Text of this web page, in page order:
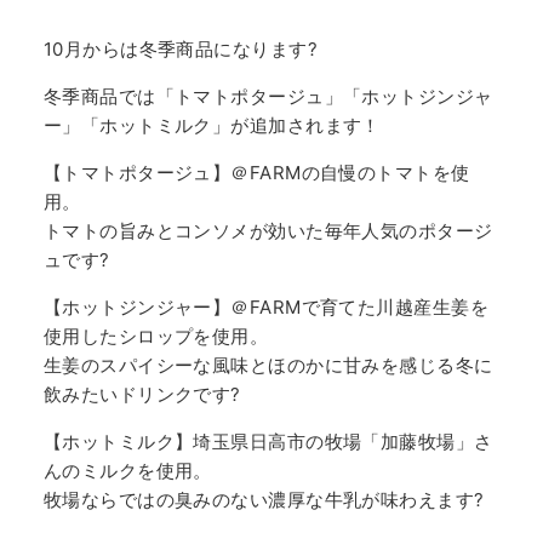
10月からは冬季商品になります?
冬季商品では「トマトポタージュ」「ホットジンジャ
ー」「ホットミルク」が追加されます！
【トマトポタージュ】＠FARMの自慢のトマトを使
用。
トマトの旨みとコンソメが効いた毎年人気のポタージ
ュです?
【ホットジンジャー】＠FARMで育てた川越産生姜を
使用したシロップを使用。
生姜のスパイシーな風味とほのかに甘みを感じる冬に
飲みたいドリンクです?
【ホットミルク】埼玉県日高市の牧場「加藤牧場」さ
んのミルクを使用。
牧場ならではの臭みのない濃厚な牛乳が味わえます?